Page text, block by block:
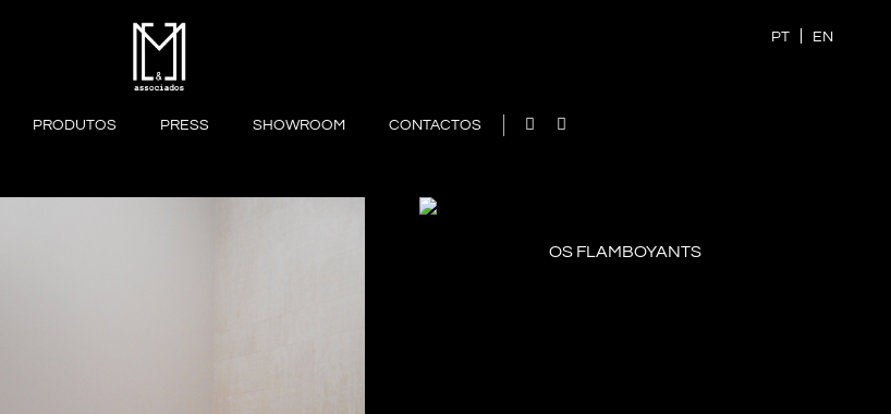
PT EN
PRODUTOS PRESS SHOWROOM CONTACTOS
OS FLAMBOYANTS